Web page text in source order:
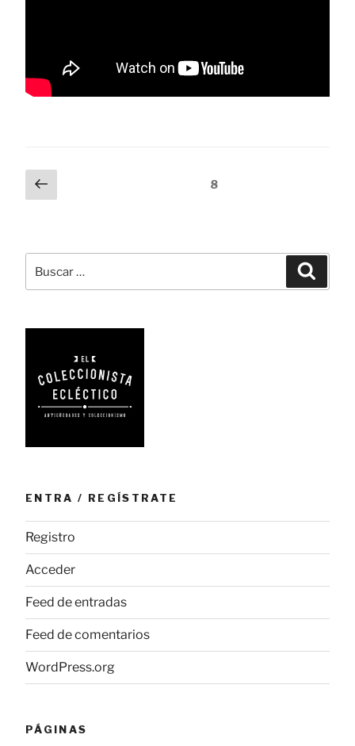
Paginación
de
Página
anterior
8
por:
ENTRA / REGÍSTRATE
Registro
Acceder
Feed de entradas
Feed de comentarios
WordPress.org
PÁGINAS